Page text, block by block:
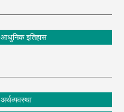
आधुनिक इतिहास
अर्थव्यवस्था